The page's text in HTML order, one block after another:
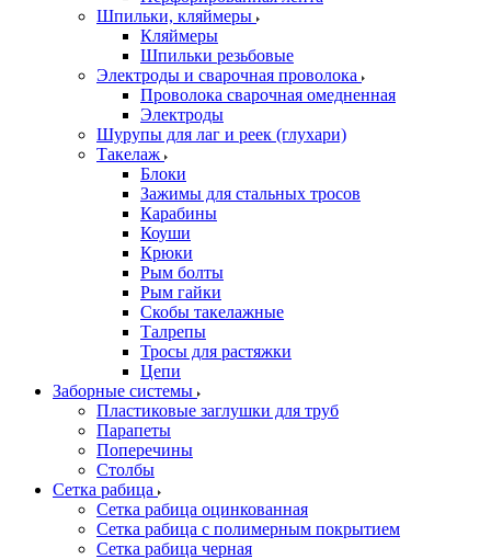
Шпильки, кляймеры
Кляймеры
Шпильки резьбовые
Электроды и сварочная проволока
Проволока сварочная омедненная
Электроды
Шурупы для лаг и реек (глухари)
Такелаж
Блоки
Зажимы для стальных тросов
Карабины
Коуши
Крюки
Рым болты
Рым гайки
Скобы такелажные
Талрепы
Тросы для растяжки
Цепи
Заборные системы
Пластиковые заглушки для труб
Парапеты
Поперечины
Столбы
Сетка рабица
Сетка рабица оцинкованная
Сетка рабица с полимерным покрытием
Сетка рабица черная